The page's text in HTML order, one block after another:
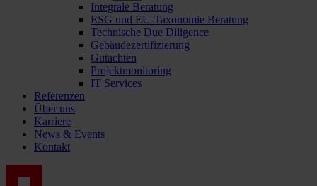
Integrale Beratung
ESG und EU-Taxonomie Beratung
Technische Due Diligence
Gebäudezertifizierung
Gutachten
Projektmonitoring
IT Services
Referenzen
Über uns
Karriere
News & Events
Kontakt